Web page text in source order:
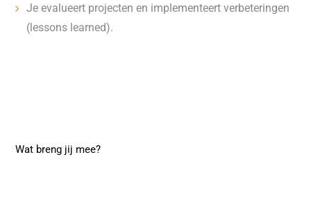
Je evalueert projecten en implementeert verbeteringen
(lessons learned).
Wat breng jij mee?